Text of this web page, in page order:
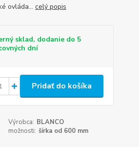
ovláda... celý popis
sklad, dodanie do 5
dní
Pridať do košíka
Výrobca: BLANCO
možnosti: šírka od 600 mm